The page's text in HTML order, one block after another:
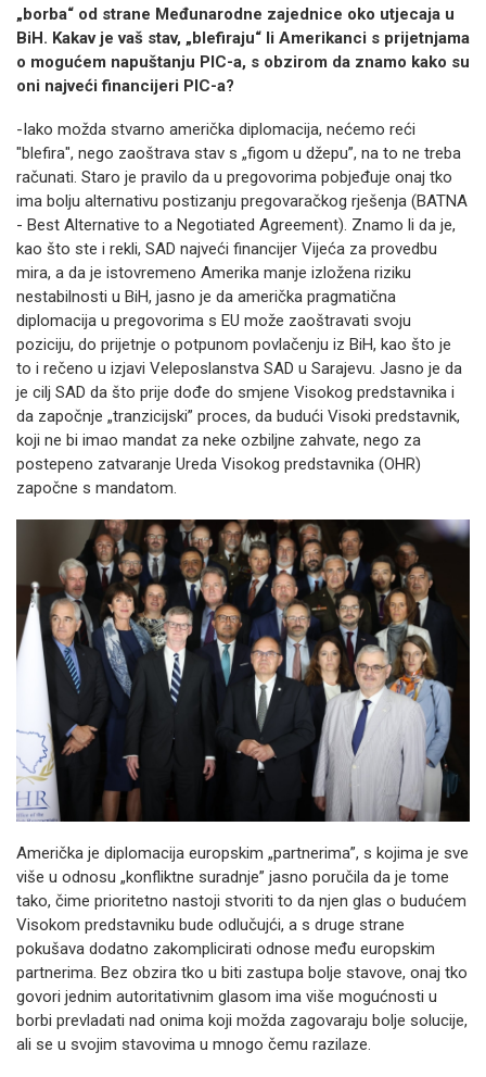
„borba“ od strane Međunarodne zajednice oko utjecaja u
BiH. Kakav je vaš stav, „blefiraju“ li Amerikanci s prijetnjama
o mogućem napuštanju PIC-a, s obzirom da znamo kako su
oni najveći financijeri PIC-a?
-Iako možda stvarno američka diplomacija, nećemo reći
"blefira", nego zaoštrava stav s „figom u džepu”, na to ne treba
računati. Staro je pravilo da u pregovorima pobjeđuje onaj tko
ima bolju alternativu postizanju pregovaračkog rješenja (BATNA
- Best Alternative to a Negotiated Agreement). Znamo li da je,
kao što ste i rekli, SAD najveći financijer Vijeća za provedbu
mira, a da je istovremeno Amerika manje izložena riziku
nestabilnosti u BiH, jasno je da američka pragmatična
diplomacija u pregovorima s EU može zaoštravati svoju
poziciju, do prijetnje o potpunom povlačenju iz BiH, kao što je
to i rečeno u izjavi Veleposlanstva SAD u Sarajevu. Jasno je da
je cilj SAD da što prije dođe do smjene Visokog predstavnika i
da započnje „tranzicijski” proces, da budući Visoki predstavnik,
koji ne bi imao mandat za neke ozbiljne zahvate, nego za
postepeno zatvaranje Ureda Visokog predstavnika (OHR)
započne s mandatom.
Američka je diplomacija europskim „partnerima”, s kojima je sve
više u odnosu „konfliktne suradnje” jasno poručila da je tome
tako, čime prioritetno nastoji stvoriti to da njen glas o budućem
Visokom predstavniku bude odlučujći, a s druge strane
pokušava dodatno zakomplicirati odnose među europskim
partnerima. Bez obzira tko u biti zastupa bolje stavove, onaj tko
govori jednim autoritativnim glasom ima više mogućnosti u
borbi prevladati nad onima koji možda zagovaraju bolje solucije,
ali se u svojim stavovima u mnogo čemu razilaze.